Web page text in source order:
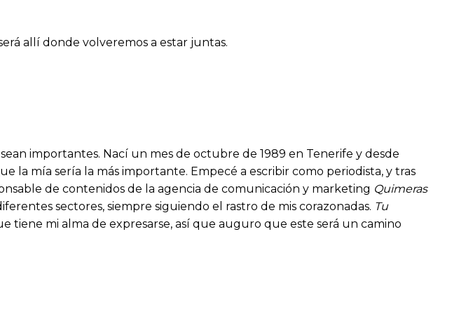
allí donde volveremos a estar juntas.
importantes. Nací un mes de octubre de 1989 en Tenerife y desde
la mía sería la más importante. Empecé a escribir como periodista, y tras
de contenidos de la agencia de comunicación y marketing Quimeras
sectores, siempre siguiendo el rastro de mis corazonadas. Tu
mi alma de expresarse, así que auguro que este será un camino